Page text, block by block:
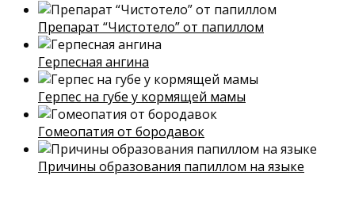
Препарат “Чистотело” от папиллом
Герпесная ангина
Герпес на губе у кормящей мамы
Гомеопатия от бородавок
Причины образования папиллом на языке